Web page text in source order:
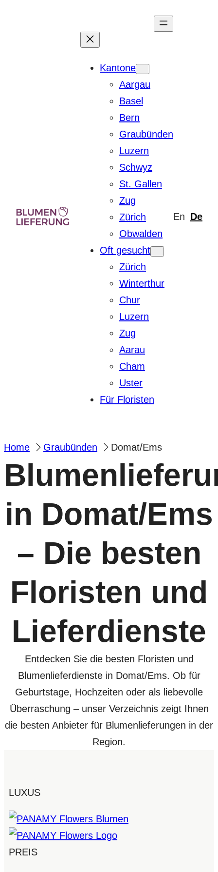
Kantone
Aargau
Basel
Bern
Graubünden
Luzern
Schwyz
St. Gallen
Zug
Zürich
Obwalden
Oft gesucht
Zürich
Winterthur
Chur
Luzern
Zug
Aarau
Cham
Uster
Für Floristen
Home Graubünden Domat/Ems
in Domat/Ems
– Die besten
Floristen und
Lieferdienste
Entdecken Sie die besten Floristen und
Blumenlieferdienste in Domat/Ems. Ob für
Geburtstage, Hochzeiten oder als liebevolle
Überraschung – unser Verzeichnis zeigt Ihnen
die besten Anbieter für Blumenlieferungen in der
Region.
LUXUS
PREIS